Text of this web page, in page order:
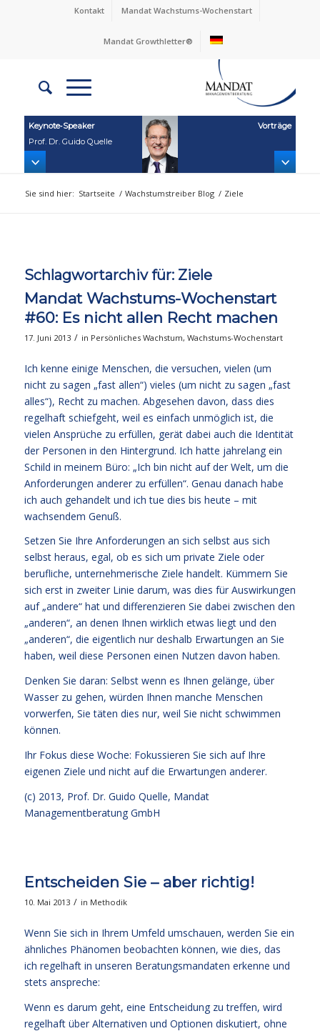
Kontakt Mandat Wachstums-Wochenstart
Mandat Growthletter®
Keynote‑Speaker
Prof. Dr. Guido Quelle
Vorträge
Sie sind hier: Startseite / Wachstumstreiber Blog / Ziele
Schlagwortarchiv für: Ziele
Mandat Wachstums-Wochenstart
#60: Es nicht allen Recht machen
17. Juni 2013 / in Persönliches Wachstum, Wachstums-Wochenstart
Ich kenne einige Menschen, die versuchen, vielen (um
nicht zu sagen „fast allen“) vieles (um nicht zu sagen „fast
alles“), Recht zu machen. Abgesehen davon, dass dies
regelhaft schiefgeht, weil es einfach unmöglich ist, die
vielen Ansprüche zu erfüllen, gerät dabei auch die Identität
der Personen in den Hintergrund. Ich hatte jahrelang ein
Schild in meinem Büro: „Ich bin nicht auf der Welt, um die
Anforderungen anderer zu erfüllen“. Genau danach habe
ich auch gehandelt und ich tue dies bis heute – mit
wachsendem Genuß.
Setzen Sie Ihre Anforderungen an sich selbst aus sich
selbst heraus, egal, ob es sich um private Ziele oder
berufliche, unternehmerische Ziele handelt. Kümmern Sie
sich erst in zweiter Linie darum, was dies für Auswirkungen
auf „andere“ hat und differenzieren Sie dabei zwischen den
„anderen“, an denen Ihnen wirklich etwas liegt und den
„anderen“, die eigentlich nur deshalb Erwartungen an Sie
haben, weil diese Personen einen Nutzen davon haben.
Denken Sie daran: Selbst wenn es Ihnen gelänge, über
Wasser zu gehen, würden Ihnen manche Menschen
vorwerfen, Sie täten dies nur, weil Sie nicht schwimmen
können.
Ihr Fokus diese Woche: Fokussieren Sie sich auf Ihre
eigenen Ziele und nicht auf die Erwartungen anderer.
(c) 2013, Prof. Dr. Guido Quelle, Mandat
Managementberatung GmbH
Entscheiden Sie – aber richtig!
10. Mai 2013 / in Methodik
Wenn Sie sich in Ihrem Umfeld umschauen, werden Sie ein
ähnliches Phänomen beobachten können, wie dies, das
ich regelhaft in unseren Beratungsmandaten erkenne und
stets anspreche:
Wenn es darum geht, eine Entscheidung zu treffen, wird
regelhaft über Alternativen und Optionen diskutiert, ohne